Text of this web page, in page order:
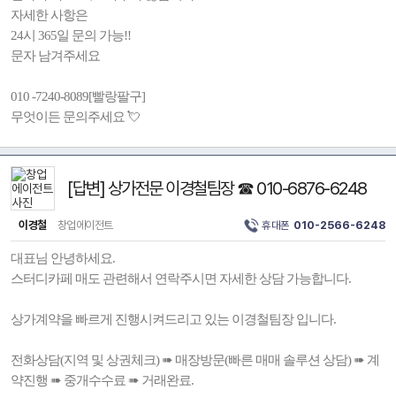
자세한 사항은
24시 365일 문의 가능!!
문자 남겨주세요
010 -7240-8089[빨랑팔구]
무엇이든 문의주세요 💘
[답변] 상가전문 이경철팀장 ☎ 010-6876-6248
이경철 창업에이전트 휴대폰 010-2566-6248
대표님 안녕하세요.
스터디카페 매도 관련해서 연락주시면 자세한 상담 가능합니다.
상가계약을 빠르게 진행시켜드리고 있는 이경철팀장 입니다.
전화상담(지역 및 상권체크) ➠ 매장방문(빠른 매매 솔루션 상담) ➠ 계
약진행 ➠ 중개수수료 ➠ 거래완료.